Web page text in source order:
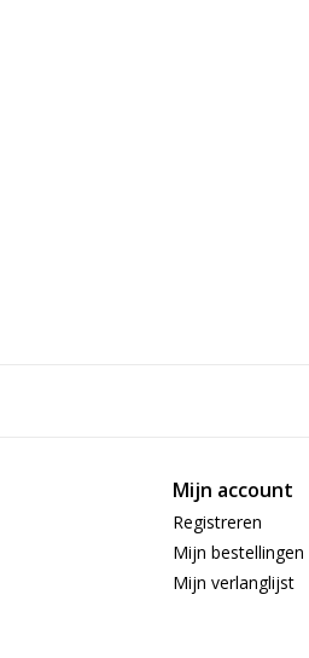
Mijn account
Registreren
Mijn bestellingen
Mijn verlanglijst